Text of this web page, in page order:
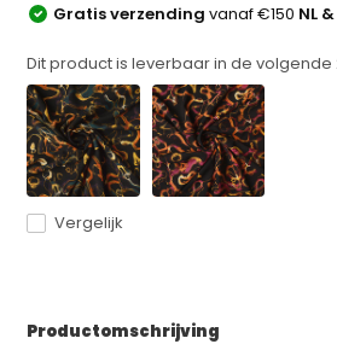
Gratis verzendingvanaf €150 NL &
Dit product is leverbaar in de volgende
Vergelijk
Productomschrijving